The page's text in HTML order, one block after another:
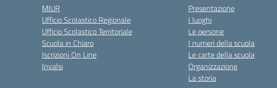
MIUR
Ufficio Scolastico Regionale
Ufficio Scolastico Territoriale
Scuola in Chiaro
Iscrizioni On Line
Invalsi
Presentazione
I luoghi
Le persone
I numeri della scuola
Le carte della scuola
Organizzazione
La storia